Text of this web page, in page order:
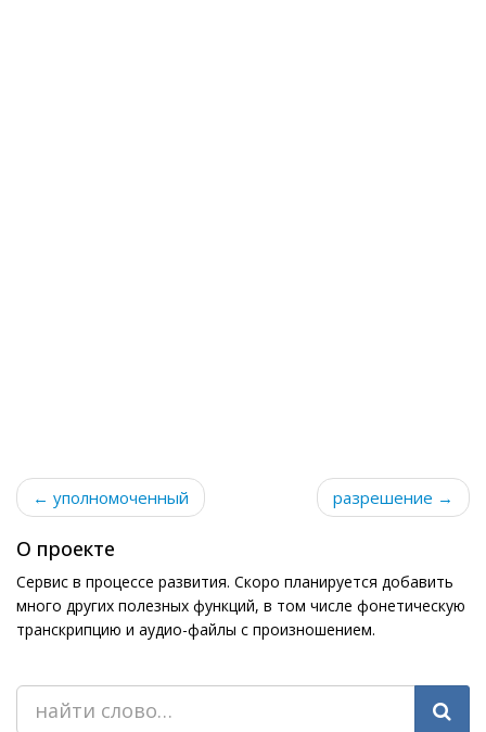
← уполномоченный разрешение →
О проекте
Сервис в процессе развития. Скоро планируется добавить
много других полезных функций, в том числе фонетическую
транскрипцию и аудио-файлы с произношением.